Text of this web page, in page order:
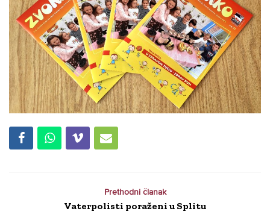
Prethodni članak
Vaterpolisti poraženi u Splitu